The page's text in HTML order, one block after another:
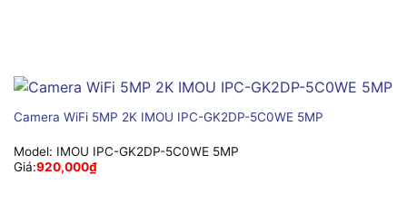
Camera WiFi 5MP 2K IMOU IPC-GK2DP-5C0WE 5MP
Model: IMOU IPC-GK2DP-5C0WE 5MP
Giá:920,000₫